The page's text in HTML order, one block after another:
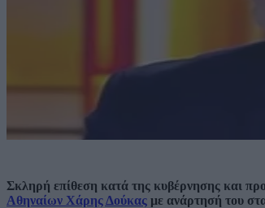
Σκληρή επίθεση κατά της κυβέρνησης και
Αθηναίων Χάρης Δούκας με ανάρτησή του